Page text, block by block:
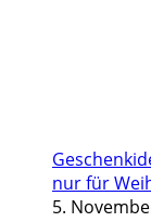
nur für
5.